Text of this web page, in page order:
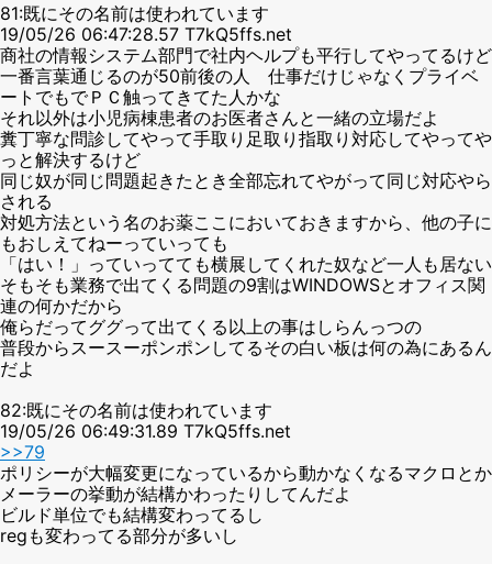
81:既にその名前は使われています
19/05/26 06:47:28.57 T7kQ5ffs.net
商社の情報システム部門で社内ヘルプも平行してやってるけど
一番言葉通じるのが50前後の人 仕事だけじゃなくプライベ
ートでもでＰＣ触ってきてた人かな
それ以外は小児病棟患者のお医者さんと一緒の立場だよ
糞丁寧な問診してやって手取り足取り指取り対応してやってや
っと解決するけど
同じ奴が同じ問題起きたとき全部忘れてやがって同じ対応やら
される
対処方法という名のお薬ここにおいておきますから、他の子に
もおしえてねーっていっても
「はい！」っていってても横展してくれた奴など一人も居ない
そもそも業務で出てくる問題の9割はWINDOWSとオフィス関
連の何かだから
俺らだってググって出てくる以上の事はしらんっつの
普段からスースーポンポンしてるその白い板は何の為にあるん
だよ
82:既にその名前は使われています
19/05/26 06:49:31.89 T7kQ5ffs.net
>>79
ポリシーが大幅変更になっているから動かなくなるマクロとか
メーラーの挙動が結構かわったりしてんだよ
ビルド単位でも結構変わってるし
regも変わってる部分が多いし